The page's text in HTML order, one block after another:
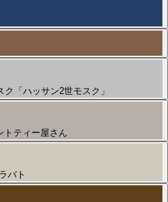
「ハッサン2世モスク」
ミントティー屋さん
ラバト